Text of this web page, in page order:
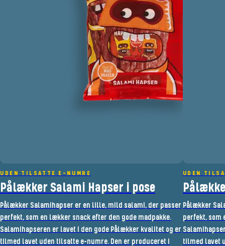
UDEN TILSATTE E-NUMRE
Pålækker Salami Hapser i pose
Pålækker Salamihapser er en lille, mild salami, der passer
perfekt, som en lækker snack efter den gode madpakke.
Salamihapseren er lavet i den gode Pålækker kvalitet og er
tilmed lavet uden tilsatte e-numre. Den er produceret i
UDEN
Pålækker
perfekt, som
tilmed lavet